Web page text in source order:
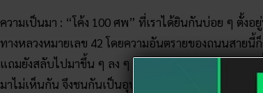
ความเป็นมา : “โค้ง 100 ศพ” ที่เราได้ยินกันบ่อย ๆ ตั้งอ
ทางหลวงหมายเลข 42 โดยความอันตรายของถนนสายนี้
แถมยังสลับไปมาขึ้น ๆ ลง ๆ ตามแนวเขา และยังมีต้นไม้
มาไม่เห็นกัน จึงชนกันเป็นอุบัติเหตุอยู่บ่อยครั้ง เรียกว่าเ